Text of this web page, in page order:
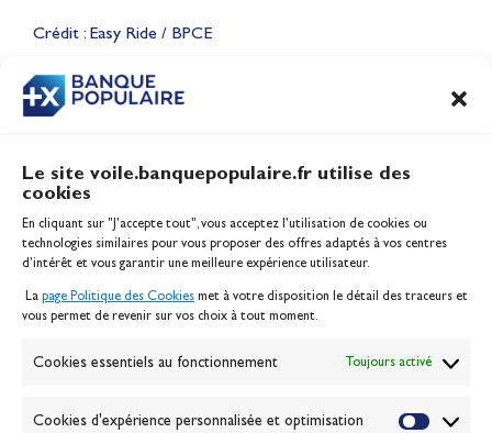
Le site voile.banquepopulaire.fr utilise des
cookies
En cliquant sur "J'accepte tout", vous acceptez l’utilisation de cookies ou
technologies similaires pour vous proposer des offres adaptés à vos centres
d’intérêt et vous garantir une meilleure expérience utilisateur.
La page Politique des Cookies met à votre disposition le détail des traceurs et
vous permet de revenir sur vos choix à tout moment.
Cookies essentiels au fonctionnement Toujours activé
Cookies d'expérience personnalisée et optimisation
Crédit : Easy Ride / BPCE
CONTENU
Jeux Olympiques 2028
Inscription serveur média
Contact
Politique des cookies
Banque de la voile
Passion Voile TV